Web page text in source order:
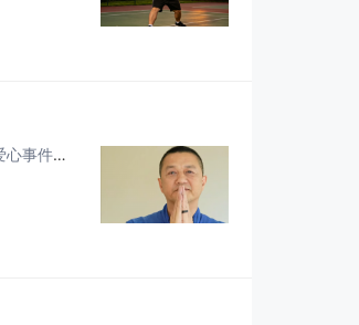
快科技8月6日消息，据媒体报道，近日，“地铁吐血女孩”胡心瑶向嫣然天使基金捐赠99999元善款的爱心事件引发广泛关注。昨...